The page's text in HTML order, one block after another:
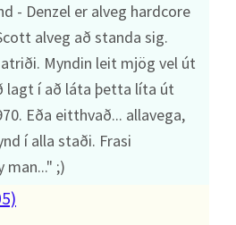
- Denzel er alveg hardcore
alveg að standa sig.
Myndin leit mjög vel út
lagt í að láta þetta líta út
Eða eitthvað... allavega,
í alla staði. Frasi
man..." ;)